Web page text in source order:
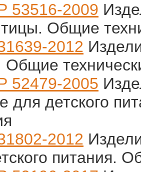
53516-2009
Общие
2012
Общие
52479-2005
для детского
2012
питания.